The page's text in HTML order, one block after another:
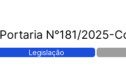
Portaria N°181/2025-
Legislação